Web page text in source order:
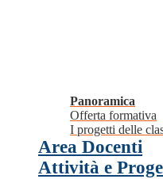
Panoramica
Offerta formativa
I progetti delle
Area Docenti
Attività e